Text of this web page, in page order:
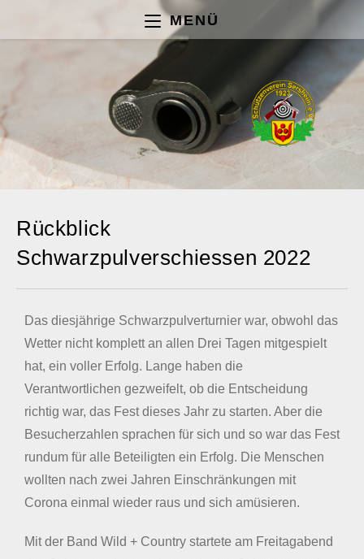
MENÜ
Rückblick
Schwarzpulverschiessen 2022
Das diesjährige Schwarzpulverturnier war, obwohl das
Wetter nicht komplett an allen Drei Tagen mitgespielt
hat, ein voller Erfolg. Lange haben die
Verantwortlichen gezweifelt, ob die Entscheidung
richtig war, das Fest dieses Jahr zu starten. Aber die
Besucherzahlen sprachen für sich und so war das Fest
rundum für alle Beteiligten ein Erfolg. Die Menschen
wollten nach zwei Jahren Einschränkungen mit
Corona einmal wieder raus und sich amüsieren.
Mit der Band Wild + Country startete am Freitagabend